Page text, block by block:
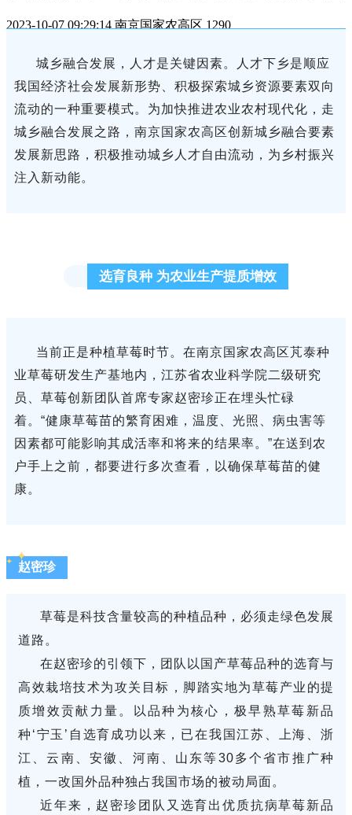
2023-10-07 09:29:14 南京国家农高区 1290
城乡融合发展，人才是关键因素。人才下乡是顺应
我国经济社会发展新形势、积极探索城乡资源要素双向
流动的一种重要模式。为加快推进农业农村现代化，走
城乡融合发展之路，南京国家农高区创新城乡融合要素
发展新思路，积极推动城乡人才自由流动，为乡村振兴
注入新动能。
选育良种 为农业生产提质增效
当前正是种植草莓时节。在南京国家农高区芃泰种
业草莓研发生产基地内，江苏省农业科学院二级研究
员、草莓创新团队首席专家赵密珍正在埋头忙碌
着。“健康草莓苗的繁育困难，温度、光照、病虫害等
因素都可能影响其成活率和将来的结果率。”在送到农
户手上之前，都要进行多次查看，以确保草莓苗的健
康。
赵密珍
草莓是科技含量较高的种植品种，必须走绿色发展
道路。
在赵密珍的引领下，团队以国产草莓品种的选育与
高效栽培技术为攻关目标，脚踏实地为草莓产业的提
质增效贡献力量。以品种为核心，极早熟草莓新品
种‘宁玉’自选育成功以来，已在我国江苏、上海、浙
江、云南、安徽、河南、山东等30多个省市推广种
植，一改国外品种独占我国市场的被动局面。
近年来，赵密珍团队又选育出优质抗病草莓新品